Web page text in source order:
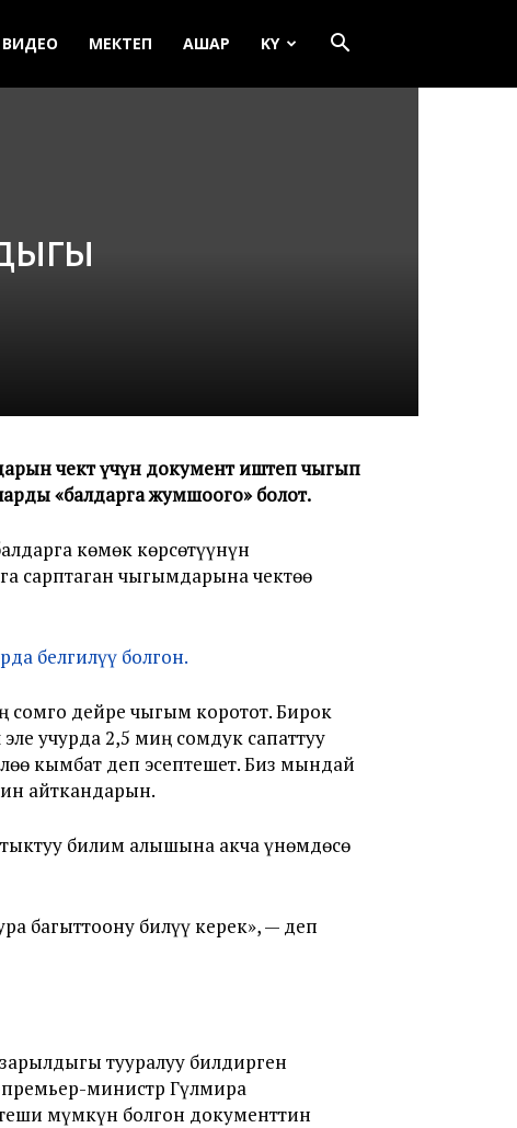
ВИДЕО МЕКТЕП АШАР KY
чектөө үчүн документ иштеп чыгып
«балдарга жумшоого» болот.
көмөк көрсөтүүнүн
сарптаган чыгымдарына чектөө
белгилүү болгон.
сомго дейре чыгым коротот. Бирок
учурда 2,5 миң сомдук сапаттуу
кымбат деп эсептешет. Биз мындай
айткандарын.
билим алышына акча үнөмдөсө
багыттоону билүү керек», — деп
тууралуу билдирген
министр Гүлмира
мүмкүн болгон документтин